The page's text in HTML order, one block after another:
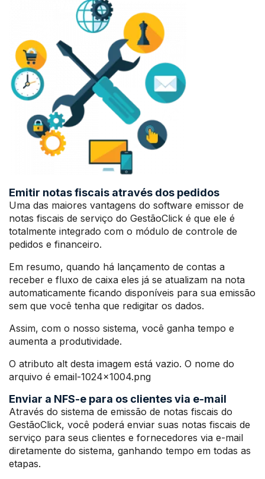
Emitir notas fiscais através dos pedidos
Uma das maiores vantagens do software emissor de
notas fiscais de serviço do GestãoClick é que ele é
totalmente integrado com o módulo de controle de
pedidos e financeiro.
Em resumo, quando há lançamento de contas a
receber e fluxo de caixa eles já se atualizam na nota
automaticamente ficando disponíveis para sua emissão
sem que você tenha que redigitar os dados.
Assim, com o nosso sistema, você ganha tempo e
aumenta a produtividade.
O atributo alt desta imagem está vazio. O nome do
arquivo é email-1024×1004.png
Enviar a NFS-e para os clientes via e-mail
Através do sistema de emissão de notas fiscais do
GestãoClick, você poderá enviar suas notas fiscais de
serviço para seus clientes e fornecedores via e-mail
diretamente do sistema, ganhando tempo em todas as
etapas.